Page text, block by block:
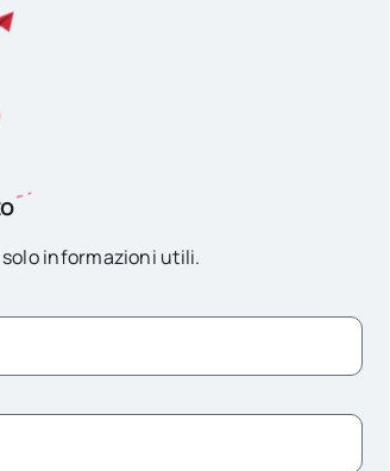
informazioni utili.